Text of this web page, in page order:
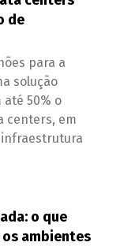
de
para a
solução
50% o
centers, em
o que
os ambientes